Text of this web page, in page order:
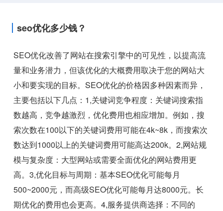
seo优化多少钱？
SEO优化改善了网站在搜索引擎中的可见性，以提高流
量和业务潜力，但该优化的大概费用取决于您的网站大
小和要实现的目标。SEO优化的价格因多种因素而异，
主要包括以下几点：1,关键词竞争程度：关键词搜索指
数越高，竞争越激烈，优化费用也相应增加。例如，搜
索次数在100以下的关键词费用可能在4k~8k，而搜索次
数达到1000以上的关键词费用可能高达200k。2,网站规
模与复杂度：大型网站或需要全面优化的网站费用更
高。3,优化目标与周期：基本SEO优化可能每月
500~2000元，而高级SEO优化可能每月达8000元。长
期优化的费用也会更高。4,服务提供商选择：不同的